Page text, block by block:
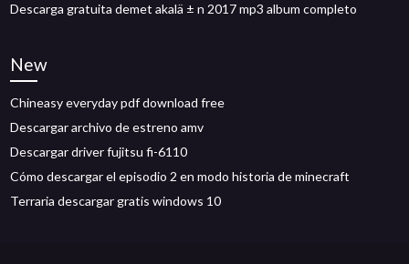
Descarga gratuita demet akalä ± n 2017 mp3 album completo
New
Chineasy everyday pdf download free
Descargar archivo de estreno amv
Descargar driver fujitsu fi-6110
Cómo descargar el episodio 2 en modo historia de minecraft
Terraria descargar gratis windows 10